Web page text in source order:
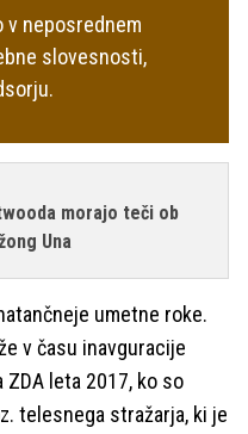
v neposrednem
slovesnosti,
morajo teči ob
Una
umetne roke.
v času inavguracije
ZDA leta 2017, ko so
telesnega stražarja, ki je